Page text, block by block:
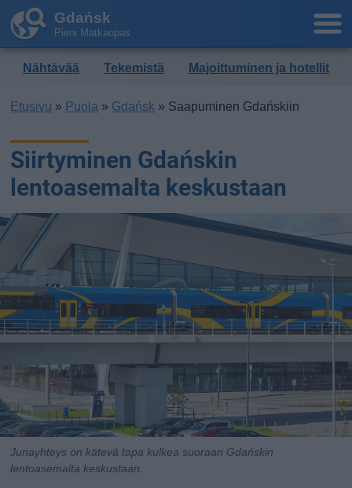
Gdańsk
Pieni Matkaopas
Nähtävää Tekemistä Majoittuminen ja hotellit
Etusivu » Puola » Gdańsk » Saapuminen Gdańskiin
Siirtyminen Gdańskin
lentoasemalta keskustaan
Junayhteys on kätevä tapa kulkea suoraan Gdańskin
lentoasemalta keskustaan.